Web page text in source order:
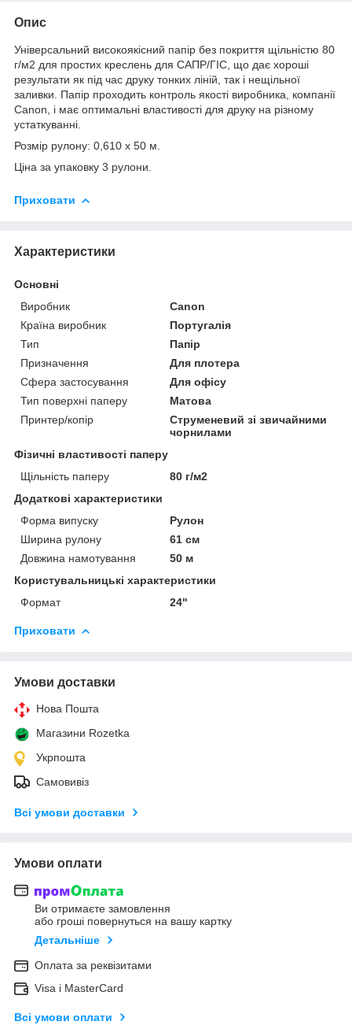
Опис
Універсальний високоякісний папір без покриття щільністю 80
г/м2 для простих креслень для САПР/ГІС, що дає хороші
результати як під час друку тонких ліній, так і нещільної
заливки.
Папір проходить контроль якості виробника, компанії
Canon, і має оптимальні властивості для друку на різному
устаткуванні.
Розмір рулону: 0,610 х 50 м.
Ціна за упаковку 3 рулони.
Приховати
Характеристики
Основні
Виробник
Canon
Країна виробник
Португалія
Тип
Папір
Призначення
Для плотера
Сфера застосування
Для офісу
Тип поверхні паперу
Матова
Принтер/копір
Струменевий зі звичайними
чорнилами
Фізичні властивості паперу
Щільність паперу
80 г/м2
Додаткові характеристики
Форма випуску
Рулон
Ширина рулону
61 см
Довжина намотування
50 м
Користувальницькі характеристики
Формат
24"
Приховати
Умови доставки
Нова Пошта
Магазини Rozetka
Укрпошта
Самовивіз
Всі умови доставки
Умови оплати
Ви отримаєте замовлення
або гроші повернуться на вашу картку
Детальніше
Оплата за реквізитами
Visa і MasterCard
Всі умови оплати